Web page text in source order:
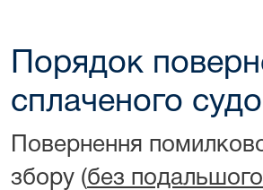
Порядок
сплаченого
Повернення
збору (без